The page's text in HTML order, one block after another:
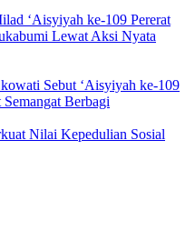
‘Aisyiyah ke-109 Pererat
Lewat Aksi Nyata
Sebut ‘Aisyiyah ke-109
Berbagi
Nilai Kepedulian Sosial